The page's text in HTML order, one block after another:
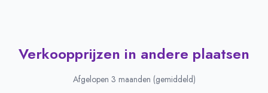
Verkoopprijzen in andere plaatsen
Afgelopen 3 maanden (gemiddeld)